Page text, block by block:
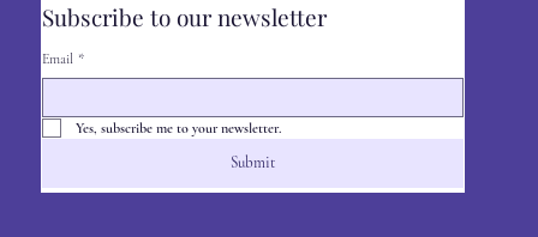
Subscribe to our newsletter
Email *
Yes, subscribe me to your newsletter.
Submit